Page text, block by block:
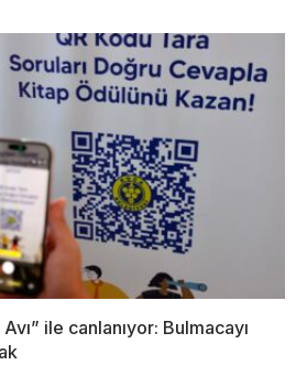
ile canlanıyor: Bulmacayı